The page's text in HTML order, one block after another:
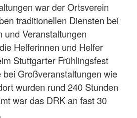
war der Ortsverein
traditionellen Diensten bei
und Veranstaltungen
Helferinnen und Helfer
Stuttgarter Frühlingsfest
bei Großveranstaltungen wie
wurden rund 240 Stunden
war das DRK an fast 30